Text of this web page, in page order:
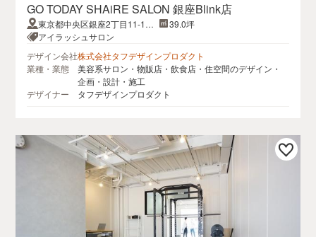
GO TODAY SHAiRE SALON 銀座Blink店
東京都中央区銀座2丁目11-15
SF銀座ビル 7階
39.0坪
アイラッシュサロン
デザイン会社株式会社タフデザインプロダクト
業種・業態
美容系サロン・物販店・飲食店・住空間のデザイン・
企画・設計・施工
デザイナー
タフデザインプロダクト